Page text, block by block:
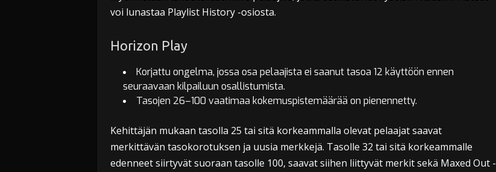
voi lunastaa Playlist History -osiosta.
Horizon Play
Korjattu ongelma, jossa osa pelaajista ei saanut tasoa 12 käyttöön ennen
seuraavaan kilpailuun osallistumista.
Tasojen 26–100 vaatimaa kokemuspistemäärää on pienennetty.
Kehittäjän mukaan tasolla 25 tai sitä korkeammalla olevat pelaajat saavat
merkittävän tasokorotuksen ja uusia merkkejä. Tasolle 32 tai sitä korkeammalle
edenneet siirtyvät suoraan tasolle 100, saavat siihen liittyvät merkit sekä Maxed Out -